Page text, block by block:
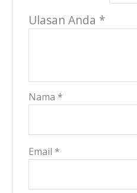
Ulasan Anda *
Nama *
Email *